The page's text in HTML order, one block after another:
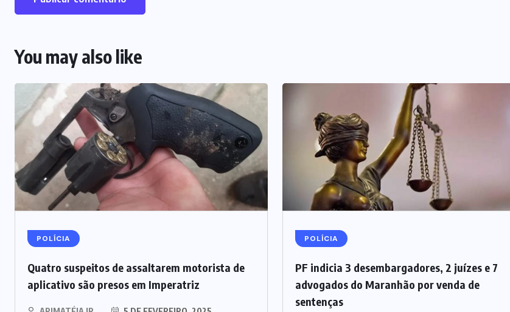
You may also like
POLÍCIA
Quatro suspeitos de assaltarem motorista de
aplicativo são presos em Imperatriz
POLÍCIA
PF indicia 3 desembargadores, 2 juízes e 7
advogados do Maranhão por venda de
sentenças